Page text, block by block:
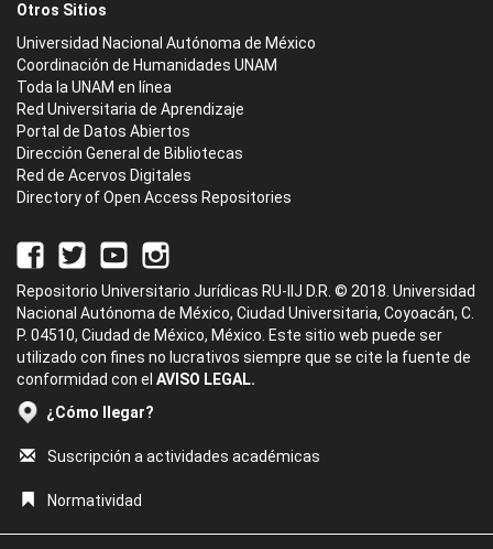
Otros Sitios
Universidad Nacional Autónoma de México
Coordinación de Humanidades UNAM
Toda la UNAM en línea
Red Universitaria de Aprendizaje
Portal de Datos Abiertos
Dirección General de Bibliotecas
Red de Acervos Digitales
Directory of Open Access Repositories
Repositorio Universitario Jurídicas RU-IIJ D.R. © 2018. Universidad
Nacional Autónoma de México, Ciudad Universitaria, Coyoacán, C.
P. 04510, Ciudad de México, México. Este sitio web puede ser
utilizado con fines no lucrativos siempre que se cite la fuente de
conformidad con el AVISO LEGAL.
¿Cómo llegar?
Suscripción a actividades académicas
Normatividad